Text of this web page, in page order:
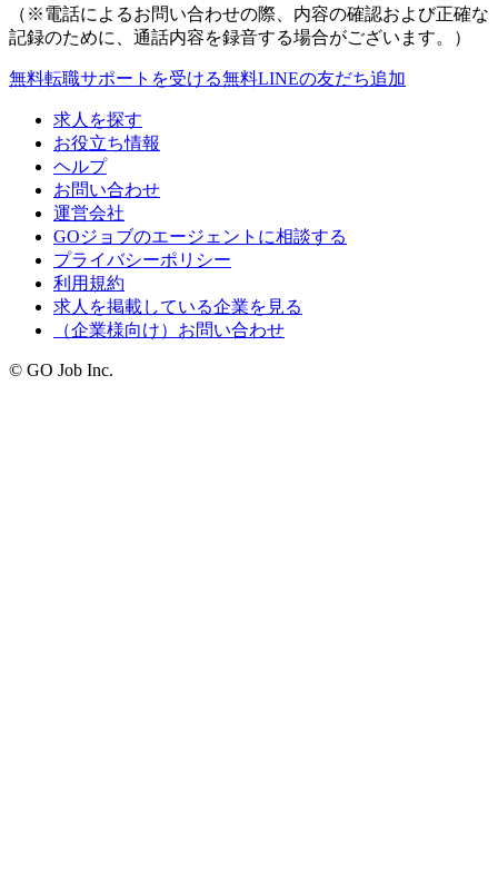
（※電話によるお問い合わせの際、内容の確認および正確な
記録のために、通話内容を録音する場合がございます。）
無料転職サポートを受ける無料LINEの友だち追加
求人を探す
お役立ち情報
ヘルプ
お問い合わせ
運営会社
GOジョブのエージェントに相談する
プライバシーポリシー
利用規約
求人を掲載している企業を見る
（企業様向け）お問い合わせ
© GO Job Inc.